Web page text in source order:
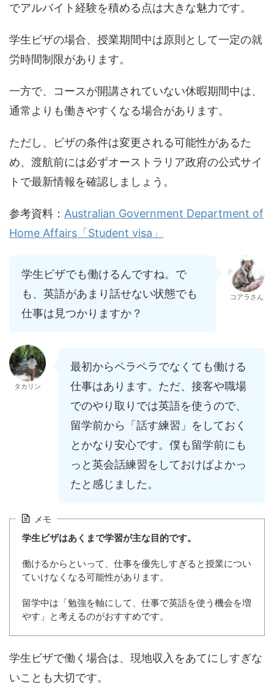
でアルバイト経験を積める点は大きな魅力です。
学生ビザの場合、授業期間中は原則として一定の就
労時間制限があります。
一方で、コースが開講されていない休暇期間中は、
通常よりも働きやすくなる場合があります。
ただし、ビザの条件は変更される可能性があるた
め、渡航前には必ずオーストラリア政府の公式サイ
トで最新情報を確認しましょう。
参考資料： Australian Government Department of
Home Affairs「Student visa」
学生ビザでも働けるんですね。で
も、英語があまり話せない状態でも
仕事は見つかりますか？
コアラさん
タカリン
最初からペラペラでなくても働ける
仕事はあります。ただ、接客や職場
でのやり取りでは英語を使うので、
留学前から「話す練習」をしておく
とかなり安心です。僕も留学前にも
っと英会話練習をしておけばよかっ
たと感じました。
メモ
学生ビザはあくまで学習が主な目的です。
働けるからといって、仕事を優先しすぎると授業につい
ていけなくなる可能性があります。
留学中は「勉強を軸にして、仕事で英語を使う機会を増
やす」と考えるのがおすすめです。
学生ビザで働く場合は、現地収入をあてにしすぎな
いことも大切です。